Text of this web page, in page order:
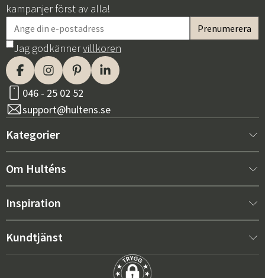
kampanjer först av alla!
Jag godkännervillkoren
046 - 25 02 52
support@hultens.se
Kategorier
Nytt hos oss
Inredning
Utemöbler
Om Hulténs
Om Hulténs
Säljavdelning
Inspiration
Bästsäljare
Trendspaning: Utemöbler 2026
Kundtjänst